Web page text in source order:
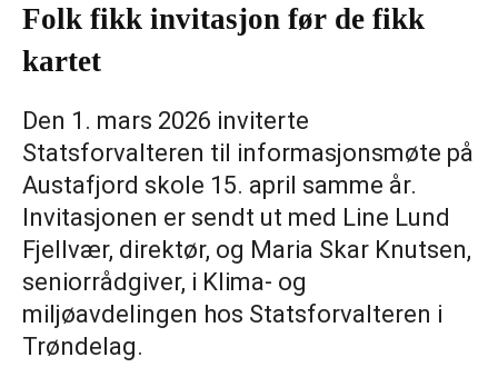
Folk fikk invitasjon før de fikk
kartet
Den 1. mars 2026 inviterte
Statsforvalteren til informasjonsmøte på
Austafjord skole 15. april samme år.
Invitasjonen er sendt ut med Line Lund
Fjellvær, direktør, og Maria Skar Knutsen,
seniorrådgiver, i Klima- og
miljøavdelingen hos Statsforvalteren i
Trøndelag.